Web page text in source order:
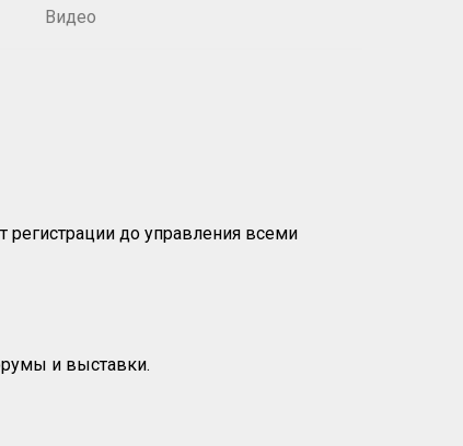
Видео
до управления всеми
и выставки.